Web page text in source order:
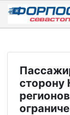
Skip
content
сторону